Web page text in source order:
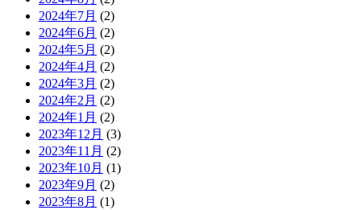
2024年7月 (2)
2024年6月 (2)
2024年5月 (2)
2024年4月 (2)
2024年3月 (2)
2024年2月 (2)
2024年1月 (2)
2023年12月 (3)
2023年11月 (2)
2023年10月 (1)
2023年9月 (2)
2023年8月 (1)